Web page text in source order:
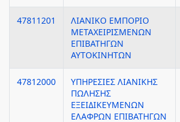
47811201
ΛΙΑΝΙΚΟ ΕΜΠΟΡΙΟ
ΜΕΤΑΧΕΙΡΙΣΜΕΝΩΝ
ΕΠΙΒΑΤΗΓΩΝ
ΑΥΤΟΚΙΝΗΤΩΝ
47812000
ΥΠΗΡΕΣΙΕΣ ΛΙΑΝΙΚΗΣ
ΠΩΛΗΣΗΣ
ΕΞΕΙΔΙΚΕΥΜΕΝΩΝ
ΕΛΑΦΡΩΝ ΕΠΙΒΑΤΗΓΩΝ